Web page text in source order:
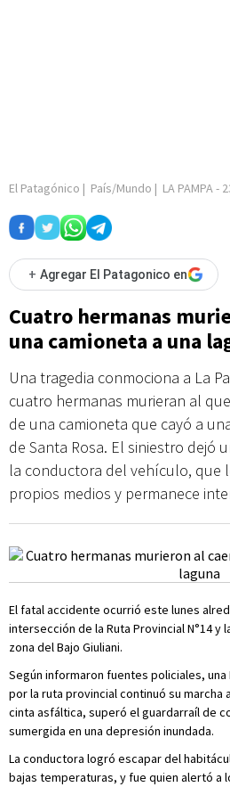
El Patagónico | País/Mundo | LA PAMPA-
+ Agregar El Patagonico en
Cuatro hermanas
una camioneta a una
Una tragedia conmociona a La
cuatro hermanas murieran al
de una camioneta que cayó a
de Santa Rosa. El siniestro dejó
la conductora del vehículo, que
propios medios y permanece
El fatal accidente ocurrió este lunes
intersección de la Ruta Provincial N°14 y
zona del Bajo Giuliani.
Según informaron fuentes policiales,
por la ruta provincial continuó su marcha
cinta asfáltica, superó el guardarraíl de
sumergida en una depresión inundada.
La conductora logró escapar del
bajas temperaturas, y fue quien alertó a